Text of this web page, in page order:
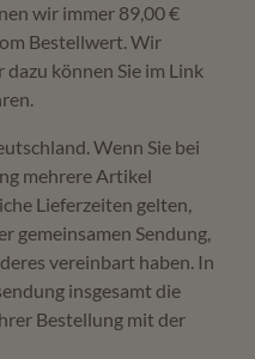
wir immer 89,00 €
Bestellwert. Wir
können Sie im Link
Wenn Sie bei
mehrere Artikel
Lieferzeiten gelten,
gemeinsamen Sendung,
vereinbart haben. In
insgesamt die
Bestellung mit der